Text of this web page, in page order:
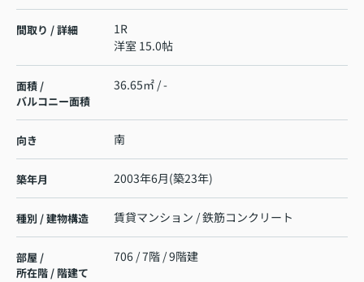
間取り / 詳細
1R
洋室 15.0帖
面積 /
バルコニー面積
36.65㎡ / -
向き 南
築年月 2003年6月(築23年)
種別 / 建物構造 賃貸マンション / 鉄筋コンクリート
部屋 /
所在階 / 階建て
706 / 7階 / 9階建